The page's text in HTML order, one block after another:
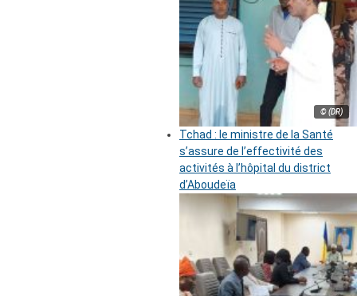
© (DR)
Tchad : le ministre de la Santé
s’assure de l’effectivité des
activités à l’hôpital du district
d’Aboudeïa